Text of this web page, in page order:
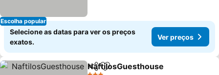
Escolha popular
Selecione as datas para ver os preços
exatos.
Ver preços
PartilharAdicionar aos favoritos
NaftilosGuesthouse